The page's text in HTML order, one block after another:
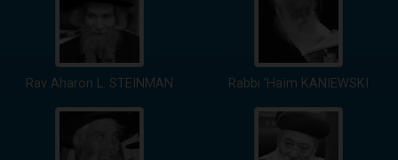
Rav Aharon L. STEINMAN Rabbi 'Haïm KANIEWSKI